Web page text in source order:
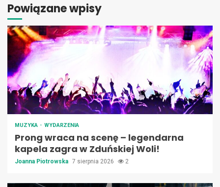
Powiązane wpisy
MUZYKA WYDARZENIA
Prong wraca na scenę – legendarna
kapela zagra w Zduńskiej Woli!
Joanna Piotrowska 7 sierpnia 2026 2